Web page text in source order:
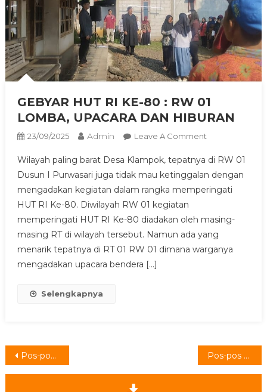
GEBYAR HUT RI KE-80 : RW 01
LOMBA, UPACARA DAN HIBURAN
23/09/2025 Admin Leave A CommentOn
HUT
RI
KE-
:
RW
01
Wilayah paling barat Desa Klampok, tepatnya di RW 01
Dusun I Purwasari juga tidak mau ketinggalan dengan
mengadakan kegiatan dalam rangka memperingati
HUT RI Ke-80. Diwilayah RW 01 kegiatan
memperingati HUT RI Ke-80 diadakan oleh masing-
masing RT di wilayah tersebut. Namun ada yang
menarik tepatnya di RT 01 RW 01 dimana warganya
mengadakan upacara bendera […]
Selengkapnya
Navigasi
pos
Pos-pos lama Pos-pos baru